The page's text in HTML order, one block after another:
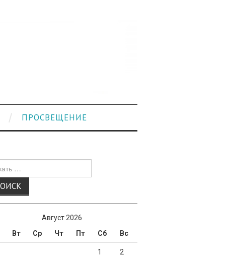
ПРОСВЕЩЕНИЕ
Август 2026
Вт Ср Чт Пт Сб Вс
1 2